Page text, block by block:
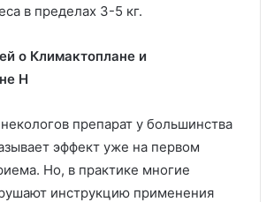
в пределах 3-5 кг.
о Климактоплане и
Н
препарат у большинства
эффект уже на первом
Но, в практике многие
инструкцию применения